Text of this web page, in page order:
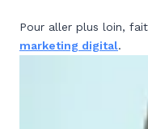
Pour aller plus loin,
marketing digital.